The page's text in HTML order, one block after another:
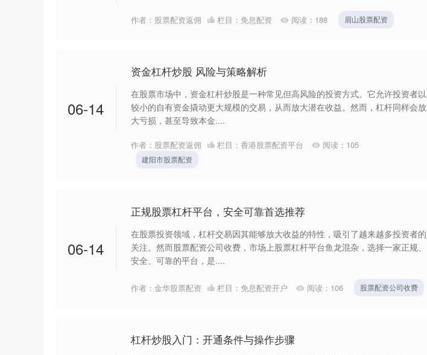
作者：股票配资返佣 栏目： 免息配资 阅读： 188 眉山股票配资
06-14
资金杠杆炒股 风险与策略解析
在股票市场中，资金杠杆炒股是一种常见但高风险的投资方式。它允许投资者以
较小的自有资金撬动更大规模的交易，从而放大潜在收益。然而，杠杆同样会放
大亏损，甚至导致本金....
作者：股票配资返佣 栏目： 香港股票配资平台 阅读： 105
建阳市股票配资
06-14
正规股票杠杆平台，安全可靠首选推荐
在股票投资领域，杠杆交易因其能够放大收益的特性，吸引了越来越多投资者的
关注。然而股票配资公司收费，市场上股票杠杆平台鱼龙混杂，选择一家正规、
安全、可靠的平台，是....
作者：金华股票配资 栏目： 免息配资开户 阅读： 106 股票配资公司收费
杠杆炒股入门：开通条件与操作步骤